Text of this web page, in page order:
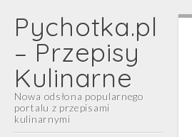
Pychotka.pl
– Przepisy
Kulinarne
Nowa odsłona popularnego
portalu z przepisami
kulinarnymi